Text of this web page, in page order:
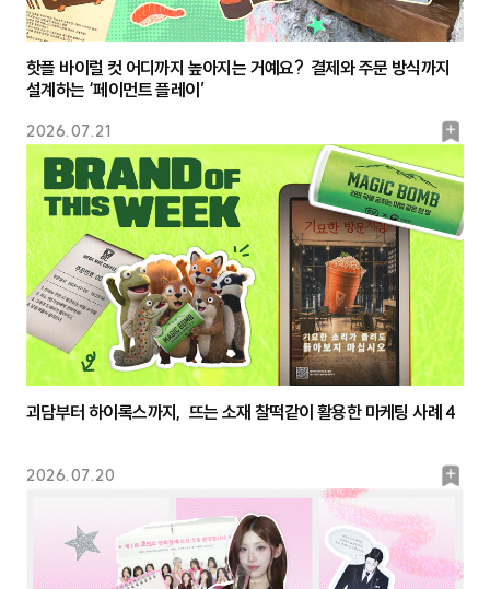
2026.07.21
북
마
크
핫플 바이럴 컷 어디까지 높아지는 거예요? 결제와 주문 방식까지
설계하는 ‘페이먼트 플레이’
2026.07.20
북
크
괴담부터 하이록스까지, 뜨는 소재 찰떡같이 활용한 마케팅 사례 4